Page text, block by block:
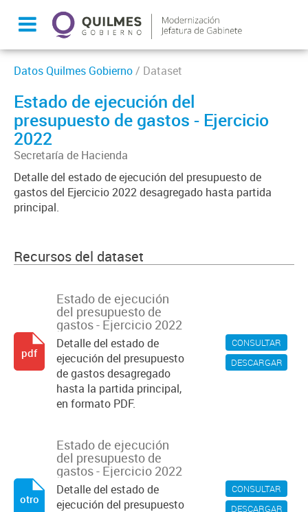
Datos Quilmes Gobierno/ Dataset
Estado de ejecución del
presupuesto de gastos - Ejercicio
2022
Secretaría de Hacienda
Detalle del estado de ejecución del presupuesto de
gastos del Ejercicio 2022 desagregado hasta partida
principal.
Recursos del dataset
CONSULTAR
DESCARGAR
Estado de ejecución
del presupuesto de
gastos - Ejercicio 2022
Detalle del estado de
ejecución del presupuesto
de gastos desagregado
hasta la partida principal,
en formato PDF.
pdf
CONSULTAR
DESCARGAR
Estado de ejecución
del presupuesto de
gastos - Ejercicio 2022
Detalle del estado de
ejecución del presupuesto
otro